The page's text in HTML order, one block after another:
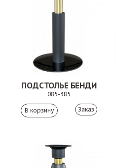
ПОДСТОЛЬЕ БЕНДИ
085-385
Заказ